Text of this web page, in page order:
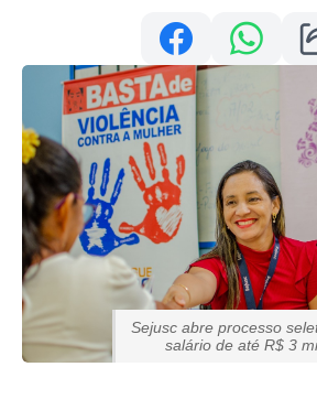
Sejusc abre processo
salário de até R$ 3